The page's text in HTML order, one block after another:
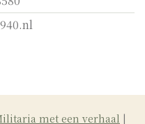
met een verhaal |